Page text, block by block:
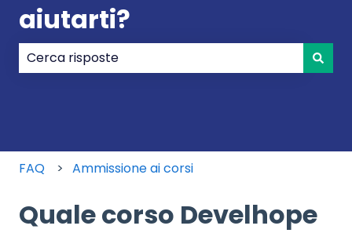
aiutarti?
FAQ Ammissione ai corsi
Quale corso Develhope